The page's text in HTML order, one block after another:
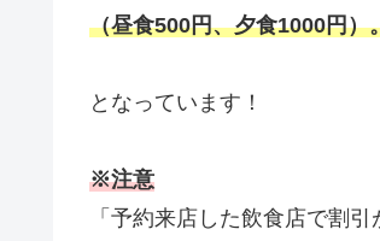
（昼食500円、夕食1000円）
となっています！
※注意
「予約来店した飲食店で割